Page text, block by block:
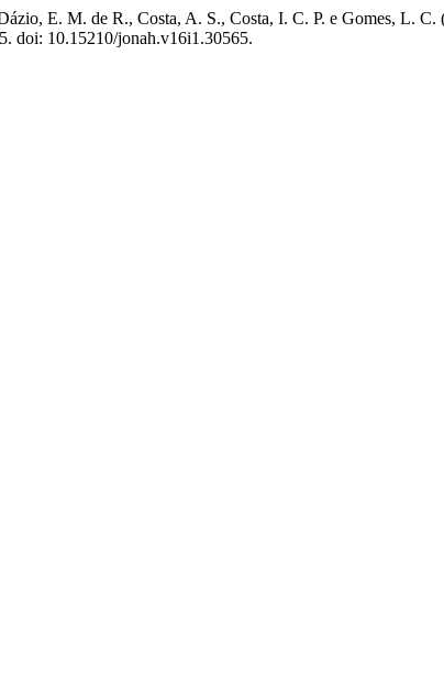
E. M. de R., Costa, A. S., Costa, I. C. P. e Gomes, L.
doi: 10.15210/jonah.v16i1.30565.